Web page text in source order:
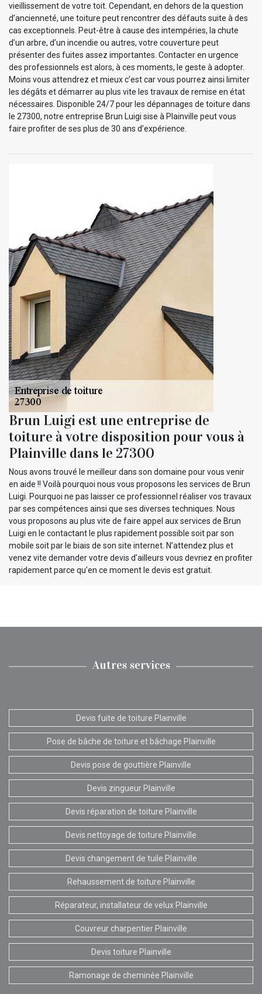
vieillissement de votre toit. Cependant, en dehors de la question
d’ancienneté, une toiture peut rencontrer des défauts suite à des
cas exceptionnels. Peut-être à cause des intempéries, la chute
d’un arbre, d’un incendie ou autres, votre couverture peut
présenter des fuites assez importantes. Contacter en urgence
des professionnels est alors, à ces moments, le geste à adopter.
Moins vous attendrez et mieux c’est car vous pourrez ainsi limiter
les dégâts et démarrer au plus vite les travaux de remise en état
nécessaires. Disponible 24/7 pour les dépannages de toiture dans
le 27300, notre entreprise Brun Luigi sise à Plainville peut vous
faire profiter de ses plus de 30 ans d’expérience.
Brun Luigi est une entreprise de
toiture à votre disposition pour vous à
Plainville dans le 27300
Nous avons trouvé le meilleur dans son domaine pour vous venir
en aide !! Voilà pourquoi nous vous proposons les services de Brun
Luigi. Pourquoi ne pas laisser ce professionnel réaliser vos travaux
par ses compétences ainsi que ses diverses techniques. Nous
vous proposons au plus vite de faire appel aux services de Brun
Luigi en le contactant le plus rapidement possible soit par son
mobile soit par le biais de son site internet. N’attendez plus et
venez vite demander votre devis d’ailleurs vous devriez en profiter
rapidement parce qu’en ce moment le devis est gratuit.
Autres services
Devis fuite de toiture Plainville
Pose de bâche de toiture et bâchage Plainville
Devis pose de gouttière Plainville
Devis zingueur Plainville
Devis réparation de toiture Plainville
Devis nettoyage de toiture Plainville
Devis changement de tuile Plainville
Rehaussement de toiture Plainville
Réparateur, installateur de velux Plainville
Couvreur charpentier Plainville
Devis toiture Plainville
Ramonage de cheminée Plainville